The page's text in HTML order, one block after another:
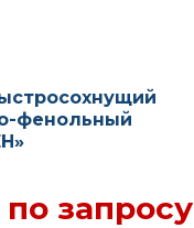
фенольный
запросу